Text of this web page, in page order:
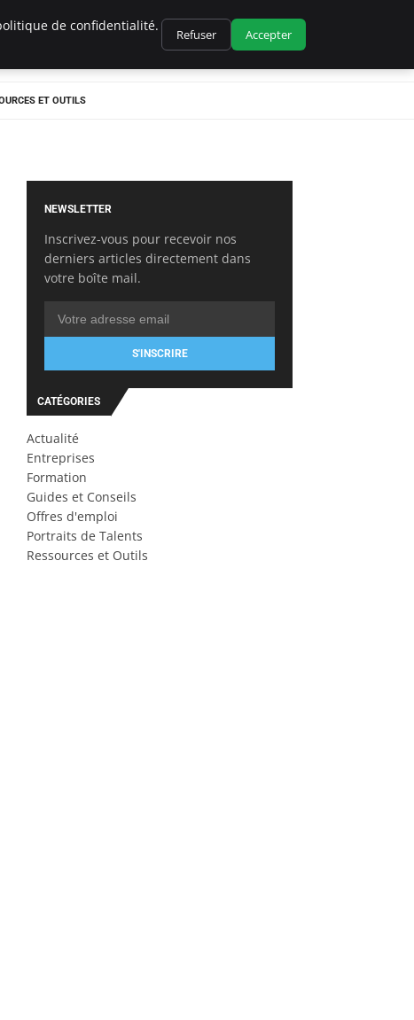
ET OUTILS
NEWSLETTER
Inscrivez-vous pour recevoir nos
derniers articles directement dans
votre boîte mail.
S'INSCRIRE
CATÉGORIES
Actualité
Entreprises
Formation
Guides et Conseils
Offres d'emploi
Portraits de Talents
Ressources et Outils
de confidentialité.
Refuser Accepter